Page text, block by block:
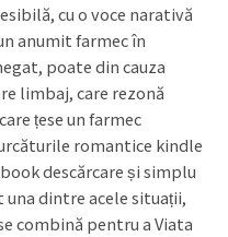
cu o voce narativă
anumit farmec în
poate din cauza
limbaj, care rezonă
țese un farmec
romantice kindle
descărcare și simplu
una dintre acele situații,
combină pentru a Viata